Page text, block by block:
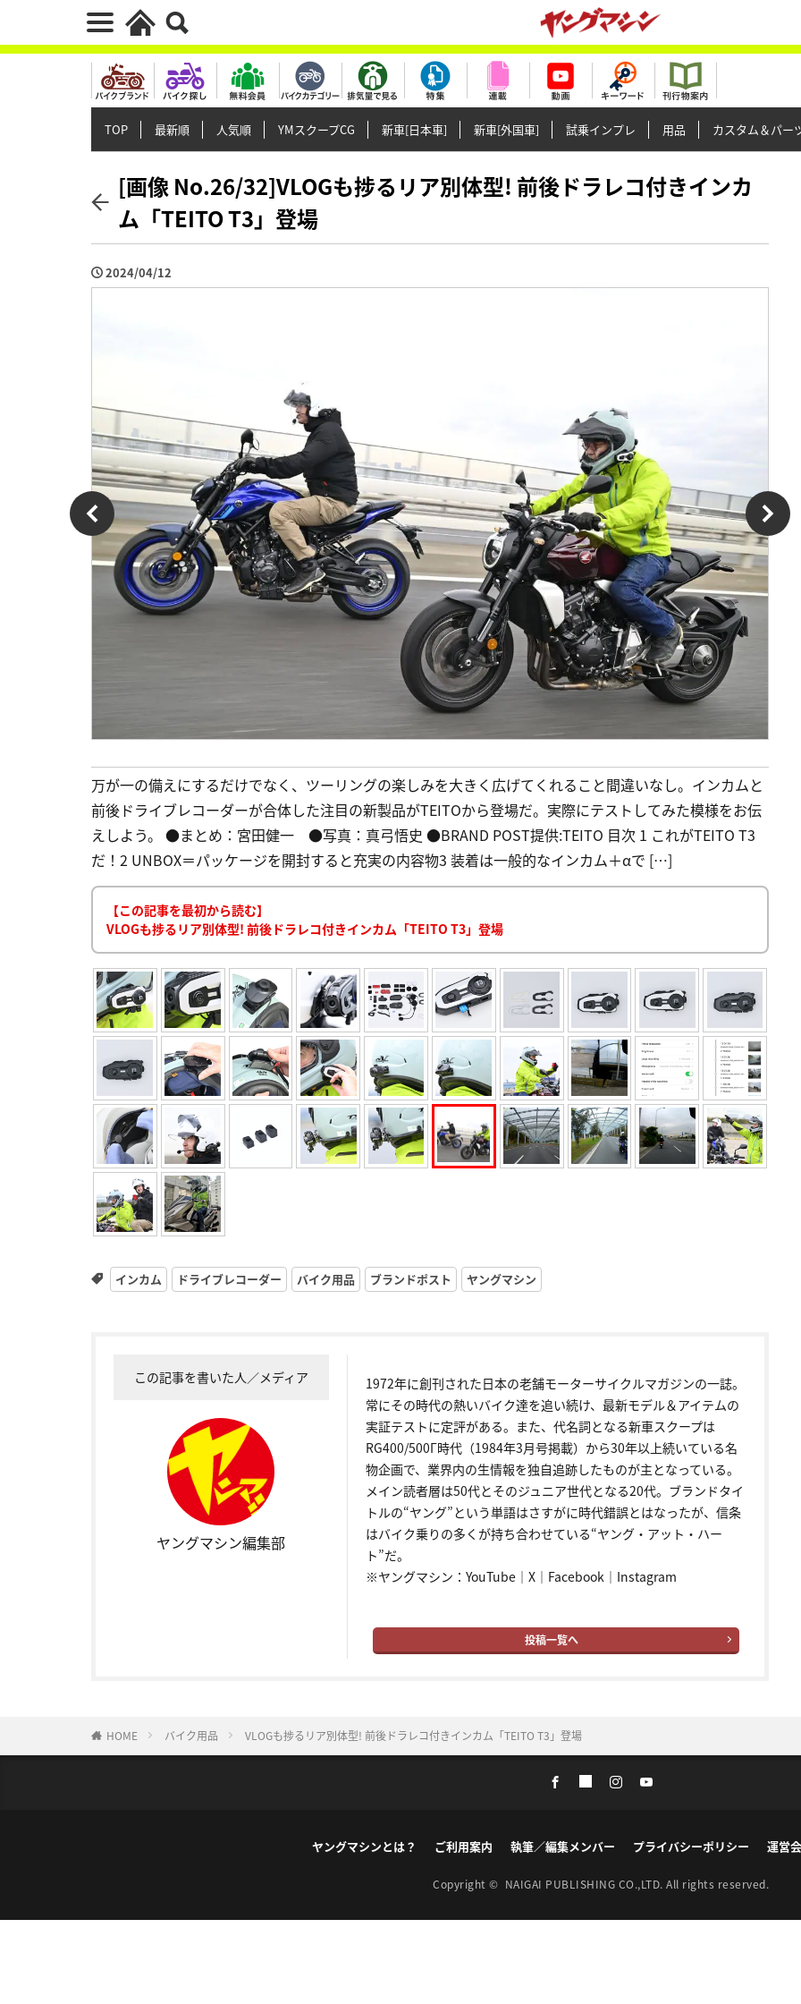
TOP 最新順 人気順 YMスクープCG 新車[日本車] 新車[外国車] 試乗インプレ 用品 カスタム＆パー
[画像 No.26/32]VLOGも捗るリア別体型! 前後ドラレコ付きインカ
ム「TEITO T3」登場
2024/04/12
万が一の備えにするだけでなく、ツーリングの楽しみを大きく広げてくれること間違いなし。インカムと
前後ドライブレコーダーが合体した注目の新製品がTEITOから登場だ。実際にテストしてみた模様をお伝
えしよう。 ●まとめ：宮田健一 ●写真：真弓悟史 ●BRAND POST提供:TEITO 目次 1 これがTEITO T3
だ！2 UNBOX＝パッケージを開封すると充実の内容物3 装着は一般的なインカム＋αで […]
【この記事を最初から読む】
VLOGも捗るリア別体型! 前後ドラレコ付きインカム「TEITO T3」登場
インカム ドライブレコーダー バイク用品 ブランドポスト ヤングマシン
この記事を書いた人／メディア
ヤングマシン編集部
1972年に創刊された日本の老舗モーターサイクルマガジンの一誌。
常にその時代の熱いバイク達を追い続け、最新モデル＆アイテムの
実証テストに定評がある。また、代名詞となる新車スクープは
RG400/500Γ時代（1984年3月号掲載）から30年以上続いている名
物企画で、業界内の生情報を独自追跡したものが主となっている。
メイン読者層は50代とそのジュニア世代となる20代。ブランドタイ
トルの“ヤング”という単語はさすがに時代錯誤とはなったが、信条
はバイク乗りの多くが持ち合わせている“ヤング・アット・ハー
ト”だ。
※ヤングマシン： YouTube｜ X｜ Facebook ｜ Instagram
投稿一覧へ
HOME バイク用品 VLOGも捗るリア別体型! 前後ドラレコ付きインカム「TEITO T3」登場
ヤングマシンとは？ ご利用案内 執筆／編集メンバー プライバシーポリシー 運営
Copyright © NAIGAI PUBLISHING CO.,LTD. All rights reserved.